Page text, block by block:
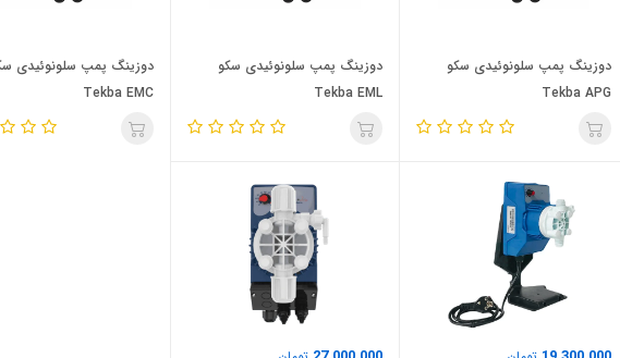
دوزینگ پمپ سلونوئیدی سکو
Tekba APG
دوزینگ پمپ سلونوئیدی سکو
Tekba EML
دوزینگ پمپ سلونوئیدی
Tekba EMC